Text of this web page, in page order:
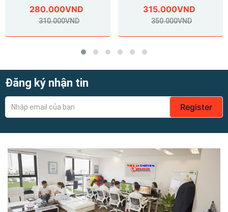
315.000VND
350.000VND
315.000VND
350.000VND
Đăng ký nhận tin
Register